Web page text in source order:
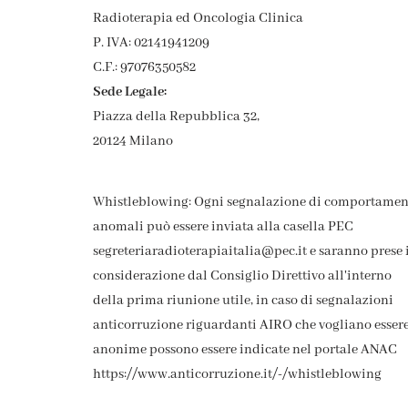
Radioterapia ed Oncologia Clinica
P. IVA: 02141941209
C.F.: 97076350582
Sede Legale:
Piazza della Repubblica 32,
20124 Milano
Whistleblowing: Ogni segnalazione di
anomali può essere inviata alla casella PEC
segreteriaradioterapiaitalia@pec.it e saranno prese
considerazione dal Consiglio Direttivo all'interno
della prima riunione utile, in caso di segnalazioni
anticorruzione riguardanti AIRO che vogliano
anonime possono essere indicate nel portale ANAC
https://www.anticorruzione.it/-/whistleblowing